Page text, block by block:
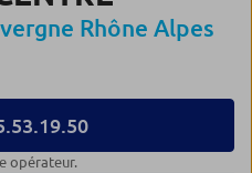
Rhône Alpes
opérateur.